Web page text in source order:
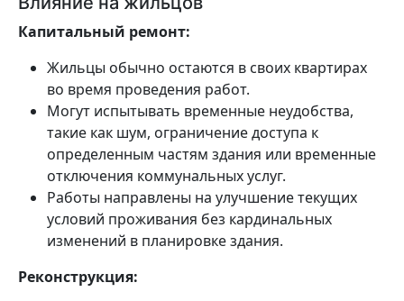
Капитальный ремонт:
Жильцы обычно остаются в своих квартирах
во время проведения работ.
Могут испытывать временные неудобства,
такие как шум, ограничение доступа к
определенным частям здания или временные
отключения коммунальных услуг.
Работы направлены на улучшение текущих
условий проживания без кардинальных
изменений в планировке здания.
Реконструкция: